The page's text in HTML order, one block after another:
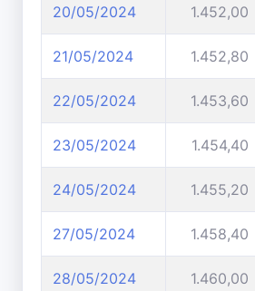
20/05/2024 1.452,00
21/05/2024 1.452,80
22/05/2024 1.453,60
23/05/2024 1.454,40
24/05/2024 1.455,20
27/05/2024 1.458,40
28/05/2024 1.460,00